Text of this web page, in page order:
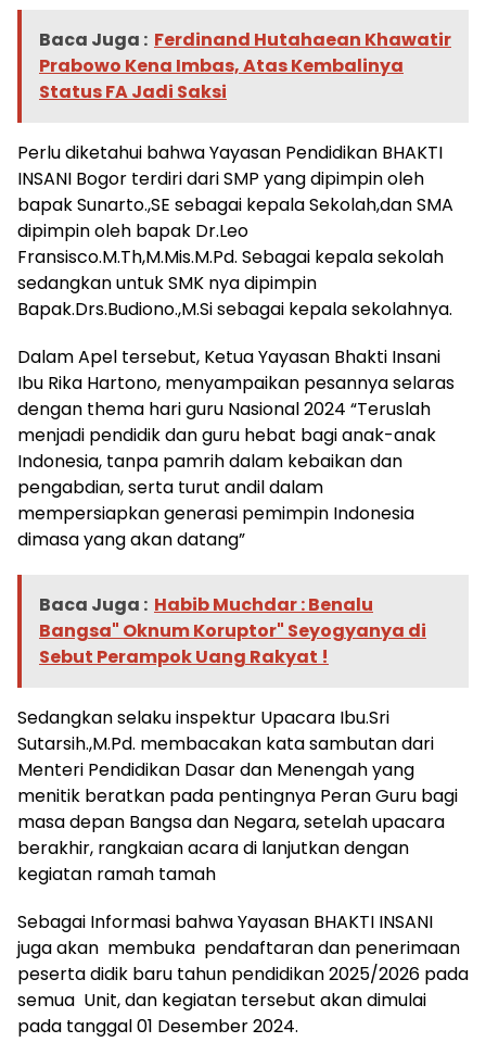
Baca Juga : Ferdinand Hutahaean Khawatir
Prabowo Kena Imbas, Atas Kembalinya
Status FA Jadi Saksi
Perlu diketahui bahwa Yayasan Pendidikan BHAKTI
INSANI Bogor terdiri dari SMP yang dipimpin oleh
bapak Sunarto.,SE sebagai kepala Sekolah,dan SMA
dipimpin oleh bapak Dr.Leo
Fransisco.M.Th,M.Mis.M.Pd. Sebagai kepala sekolah
sedangkan untuk SMK nya dipimpin
Bapak.Drs.Budiono.,M.Si sebagai kepala sekolahnya.
Dalam Apel tersebut, Ketua Yayasan Bhakti Insani
Ibu Rika Hartono, menyampaikan pesannya selaras
dengan thema hari guru Nasional 2024 “Teruslah
menjadi pendidik dan guru hebat bagi anak-anak
Indonesia, tanpa pamrih dalam kebaikan dan
pengabdian, serta turut andil dalam
mempersiapkan generasi pemimpin Indonesia
dimasa yang akan datang”
Baca Juga : Habib Muchdar : Benalu
Bangsa" Oknum Koruptor" Seyogyanya di
Sebut Perampok Uang Rakyat !
Sedangkan selaku inspektur Upacara Ibu.Sri
Sutarsih.,M.Pd. membacakan kata sambutan dari
Menteri Pendidikan Dasar dan Menengah yang
menitik beratkan pada pentingnya Peran Guru bagi
masa depan Bangsa dan Negara, setelah upacara
berakhir, rangkaian acara di lanjutkan dengan
kegiatan ramah tamah
Sebagai Informasi bahwa Yayasan BHAKTI INSANI
juga akan membuka pendaftaran dan penerimaan
peserta didik baru tahun pendidikan 2025/2026 pada
semua Unit, dan kegiatan tersebut akan dimulai
pada tanggal 01 Desember 2024.